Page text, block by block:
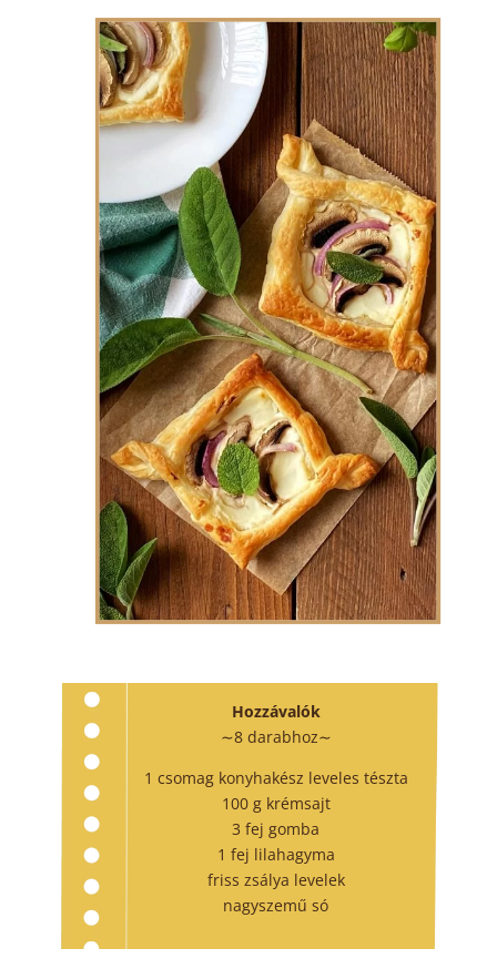
Hozzávalók
∼8 darabhoz∼
1 csomag konyhakész leveles tészta
100 g krémsajt
3 fej gomba
1 fej lilahagyma
friss zsálya levelek
nagyszemű só